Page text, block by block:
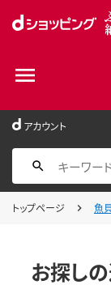
アカウント
トップページ 魚
お探し